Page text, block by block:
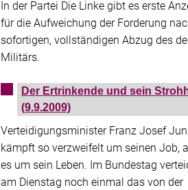
In der Partei Die Linke gibt es erste
für die Aufweichung der Forderung
sofortigen, vollständigen Abzug des
Militärs.
Der Ertrinkende und sein
(9.9.2009)
Verteidigungsminister Franz Josef
kämpft so verzweifelt um seinen Job,
es um sein Leben. Im Bundestag
am Dienstag noch einmal das von der